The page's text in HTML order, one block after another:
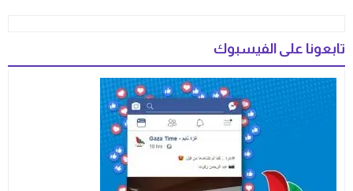
تابعونا على الفيسبوك